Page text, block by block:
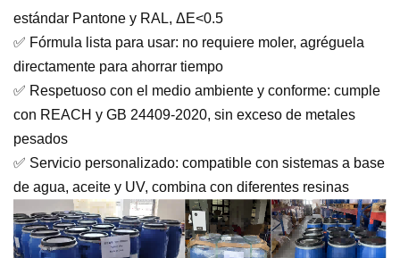
estándar Pantone y RAL, ΔE<0.5
✅ Fórmula lista para usar: no requiere moler, agréguela
directamente para ahorrar tiempo
✅ Respetuoso con el medio ambiente y conforme: cumple
con REACH y GB 24409-2020, sin exceso de metales
pesados
✅ Servicio personalizado: compatible con sistemas a base
de agua, aceite y UV, combina con diferentes resinas